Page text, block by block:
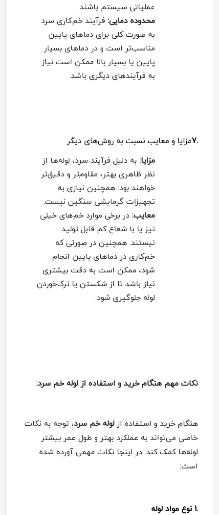
عملیاتی سیستم باشند.
محدوده دمایی: فرآیند خم‌کاری سرد
به صورت کلی برای دماهای پایین
مناسب‌تر است و در دماهای بسیار
پایین یا بسیار بالا ممکن است نیاز
به فرآیندهای دیگری باشد.
.7 مزایا و معایب نسبت به روش‌های دیگر
مزایا: به دلیل فرآیند سرد، لوله‌ها از
نظر ظاهری بهتر، مقاوم‌تر و دقیق‌تر
خواهند بود. همچنین نیازی به
تجهیزات گرمایشی سنگین نیست.
معایب: در برخی موارد خم‌های خیلی
تیز یا با شعاع کم قابل تولید
نیستند. همچنین در صورتی که
خم‌کاری در دماهای پایین انجام
شود، ممکن است به دقت بیشتری
نیاز باشد تا از شکستن یا ترک‌خوردن
لوله جلوگیری شود.
نکات مهم هنگام خرید و استفاده از لوله خم سرد:
هنگام خرید و استفاده از لوله خم سرد، توجه به نکات
خاصی می‌تواند به عملکرد بهتر و طول عمر بیشتر
لوله‌ها کمک کند. در اینجا نکات مهمی آورده شده
است:
.1 نوع مواد لوله